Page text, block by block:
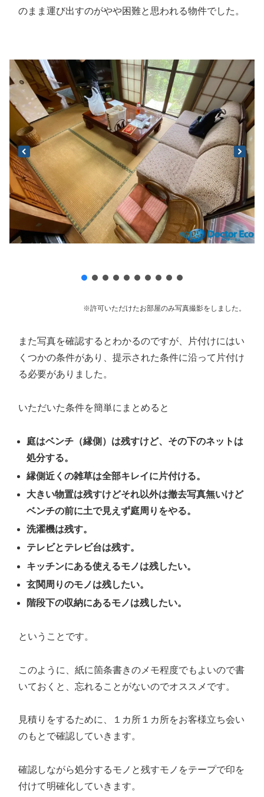
のまま運び出すのがやや困難と思われる物件でした。
※許可いただけたお部屋のみ写真撮影をしました。
また写真を確認するとわかるのですが、片付けにはい
くつかの条件があり、提示された条件に沿って片付け
る必要がありました。
いただいた条件を簡単にまとめると
庭はベンチ（縁側）は残すけど、その下のネットは
処分する。
縁側近くの雑草は全部キレイに片付ける。
大きい物置は残すけどそれ以外は撤去写真無いけど
ベンチの前に土で見えず庭周りをやる。
洗濯機は残す。
テレビとテレビ台は残す。
キッチンにある使えるモノは残したい。
玄関周りのモノは残したい。
階段下の収納にあるモノは残したい。
ということです。
このように、紙に箇条書きのメモ程度でもよいので書
いておくと、忘れることがないのでオススメです。
見積りをするために、１カ所１カ所をお客様立ち会い
のもとで確認していきます。
確認しながら処分するモノと残すモノをテープで印を
付けて明確化していきます。